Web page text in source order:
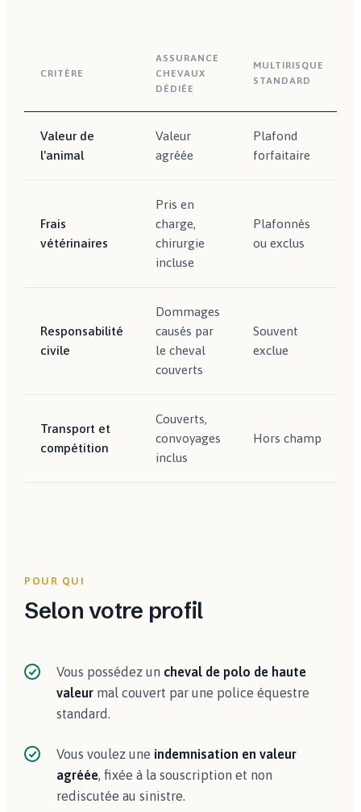
CRITÈRE
ASSURANCE
CHEVAUX
DÉDIÉE
MULTIRISQUE
STANDARD
Valeur de
l'animal
Valeur
agréée
Plafond
forfaitaire
Frais
vétérinaires
Pris en
charge,
chirurgie
incluse
Plafonnés
ou exclus
Responsabilité
civile
Dommages
causés par
le cheval
couverts
Souvent
exclue
Transport et
compétition
Couverts,
convoyages
inclus
Hors champ
POUR QUI
Selon votre profil
Vous possédez un cheval de polo de haute
valeur mal couvert par une police équestre
standard.
Vous voulez une indemnisation en valeur
agréée, fixée à la souscription et non
rediscutée au sinistre.